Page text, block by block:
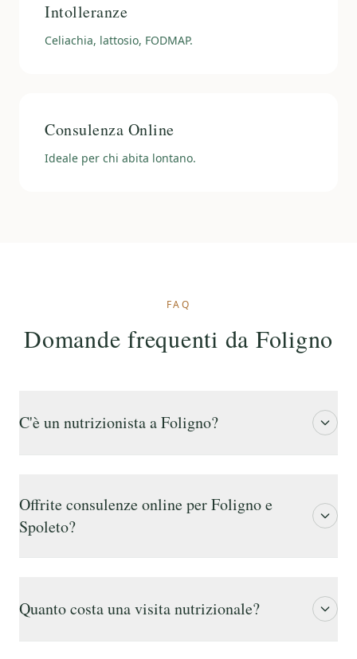
Intolleranze
Celiachia, lattosio, FODMAP.
Consulenza Online
Ideale per chi abita lontano.
FAQ
Domande frequenti da Foligno
C'è un nutrizionista a Foligno?
Offrite consulenze online per Foligno e
Spoleto?
Quanto costa una visita nutrizionale?